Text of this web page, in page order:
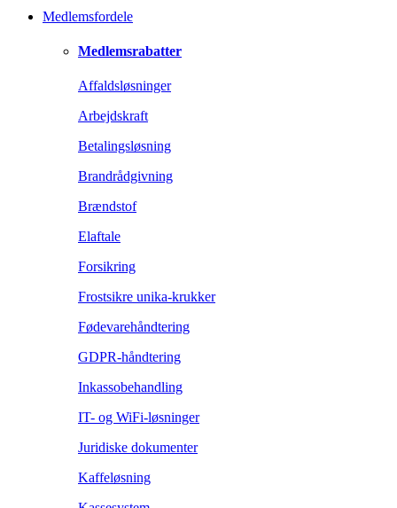
Medlemsfordele
Medlemsrabatter
Affaldsløsninger
Arbejdskraft
Betalingsløsning
Brandrådgivning
Brændstof
Elaftale
Forsikring
Frostsikre unika-krukker
Fødevarehåndtering
GDPR-håndtering
Inkassobehandling
IT- og WiFi-løsninger
Juridiske dokumenter
Kaffeløsning